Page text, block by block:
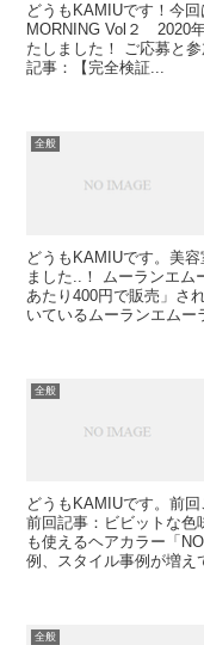
どうもKAMIUです！今
MORNING Vol２ 2020
たしました！ ご応募と
記事：【完全検証...
全般
どうもKAMIUです。美
ました..！ ムーランエム
あたり400円で販売」さ
いているムーランエムー
全般
どうもKAMIUです。前
前回記事：ビビットな色
も使えるヘアカラー「
例、スタイル事例が増え
全般